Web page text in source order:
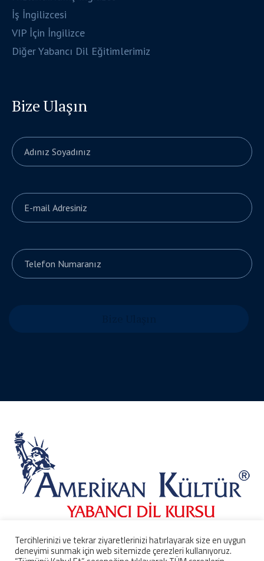
İş İngilizcesi
VIP İçin İngilizce
Diğer Yabancı Dil Eğitimlerimiz
Bize Ulaşın
Markalar Birliği | Amerikan Kültür Dil Okulu Mersin|
Developed by1010 İstanbul
Tercihlerinizi ve tekrar ziyaretlerinizi hatırlayarak size en uygun
deneyimi sunmak için web sitemizde çerezleri kullanıyoruz.